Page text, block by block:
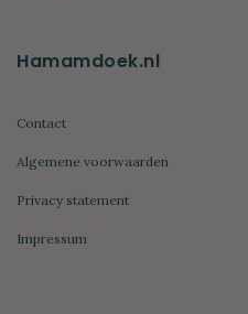
Hamamdoek.nl
Contact
Algemene voorwaarden
Privacy statement
Impressum